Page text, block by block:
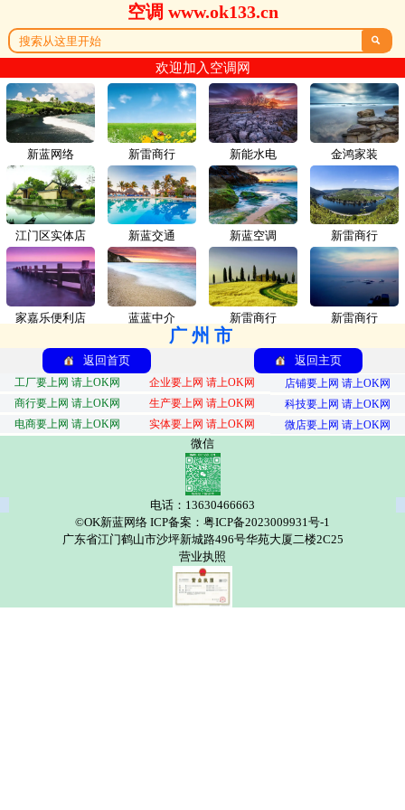
空调 www.ok133.cn

欢迎加入空调网
新蓝网络 新雷商行
江门区实体店 新蓝交通
家嘉乐便利店 蓝蓝中介
新能水电 金鸿家装
新蓝空调 新雷商行
新雷商行 新雷商行
广州市
返回首页 返回主页
工厂要上网 请上OK网 企业要上网 请上OK网
店铺要上网 请上OK网
商行要上网 请上OK网
生产要上网 请上OK网
科技要上网 请上OK网
电商要上网 请上OK网
实体要上网 请上OK网 微店要上网 请上OK网
微信
电话：13630466663
©OK新蓝网络 ICP备案：粤ICP备2023009931号-1
广东省江门鹤山市沙坪新城路496号华苑大厦二楼2C25
营业执照